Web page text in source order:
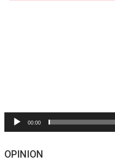
00:00
OPINION